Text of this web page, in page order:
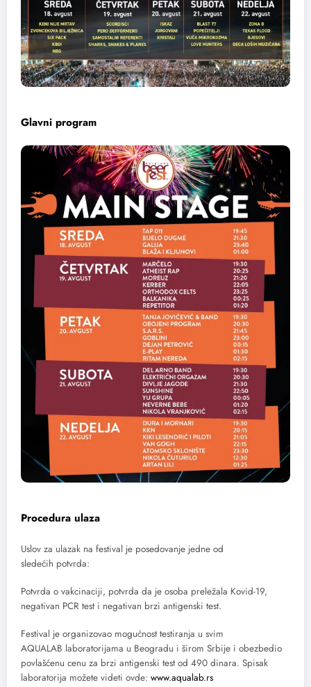
Glavni program
Procedura ulaza
Uslov za ulazak na festival je posedovanje jedne od
sledećih potvrda:
Potvrda o vakcinaciji, potvrda da je osoba preležala Kovid-19,
negativan PCR test i negativan brzi antigenski test.
Festival je organizovao mogućnost testiranja u svim
AQUALAB laboratorijama u Beogradu i širom Srbije i obezbedio
povlašćenu cenu za brzi antigenski test od 490 dinara. Spisak
laboratorija možete videti ovde: www.aqualab.rs